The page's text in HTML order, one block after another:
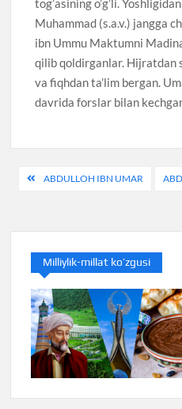
tog’asining o’g’li.
Muhammad (s.a.v.) jangga
ibn Ummu Maktumni
qilib qoldirganlar. Hijratdan
va fiqhdan ta’lim bergan.
davrida forslar bilan
PostABDULLOH IBN UMAR
Milliylik-millat ko’zgusi